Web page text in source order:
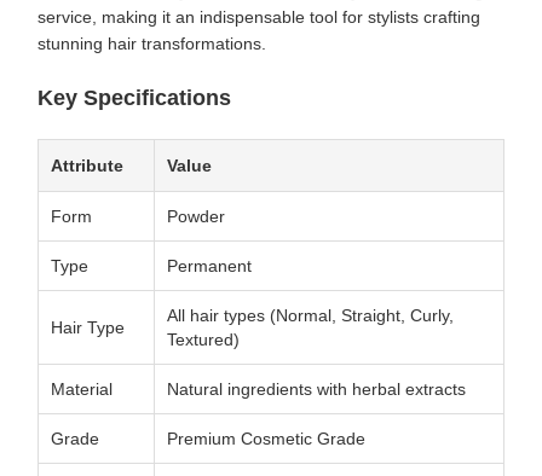
service, making it an indispensable tool for stylists crafting
stunning hair transformations.
Key Specifications
Attribute Value
Form Powder
Type Permanent
Hair Type
All hair types (Normal, Straight, Curly,
Textured)
Material Natural ingredients with herbal extracts
Grade Premium Cosmetic Grade